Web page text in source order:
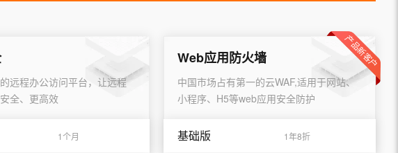
远程办公访问平台，让远程
全、更高效
1个月
Web应用防火墙 产品新客户
中国市场占有第一的云WAF,适用于网站、
小程序、H5等web应用安全防护
基础版 1年8折